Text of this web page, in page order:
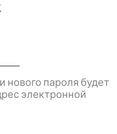
нового пароля будет
электронной